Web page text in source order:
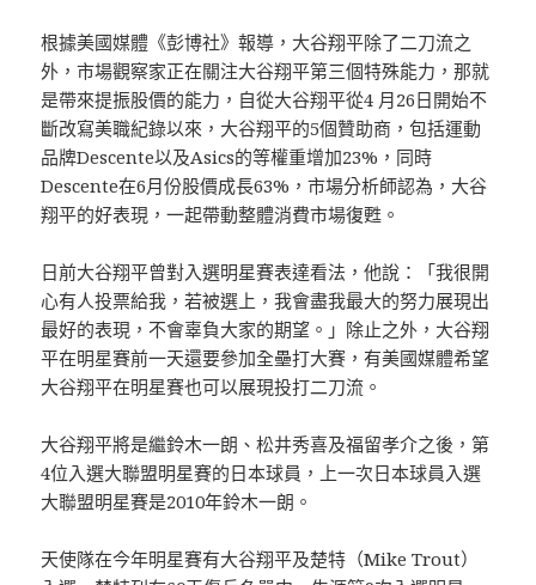
根據美國媒體《彭博社》報導，大谷翔平除了二刀流之
外，市場觀察家正在關注大谷翔平第三個特殊能力，那就
是帶來提振股價的能力，自從大谷翔平從4 月26日開始不
斷改寫美職紀錄以來，大谷翔平的5個贊助商，包括運動
品牌Descente以及Asics的等權重增加23%，同時
Descente在6月份股價成長63%，市場分析師認為，大谷
翔平的好表現，一起帶動整體消費市場復甦。
日前大谷翔平曾對入選明星賽表達看法，他說：「我很開
心有人投票給我，若被選上，我會盡我最大的努力展現出
最好的表現，不會辜負大家的期望。」除止之外，大谷翔
平在明星賽前一天還要參加全壘打大賽，有美國媒體希望
大谷翔平在明星賽也可以展現投打二刀流。
大谷翔平將是繼鈴木一朗、松井秀喜及福留孝介之後，第
4位入選大聯盟明星賽的日本球員，上一次日本球員入選
大聯盟明星賽是2010年鈴木一朗。
天使隊在今年明星賽有大谷翔平及楚特（Mike Trout）